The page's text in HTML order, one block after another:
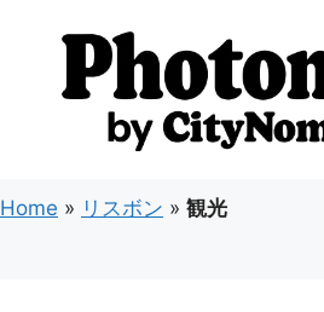
ス
キ
Home » リスボン » 観光